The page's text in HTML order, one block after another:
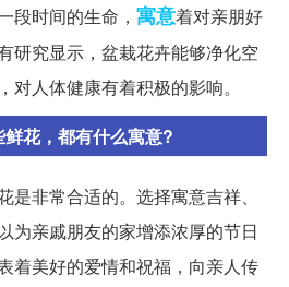
段时间的生命， 寓意着对亲朋好
研究显示，盆栽花卉能够净化空
对人体健康有着积极的影响。
花，都有什么寓意?
是非常合适的。选择寓意吉祥、
为亲戚朋友的家增添浓厚的节日
着美好的爱情和祝福，向亲人传